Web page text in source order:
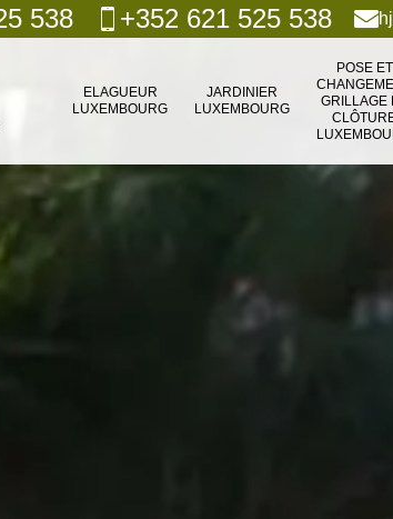
538 +352 621 525 538
ELAGUEUR
LUXEMBOURG
JARDINIER
LUXEMBOURG
POSE ET
GRILLAGE